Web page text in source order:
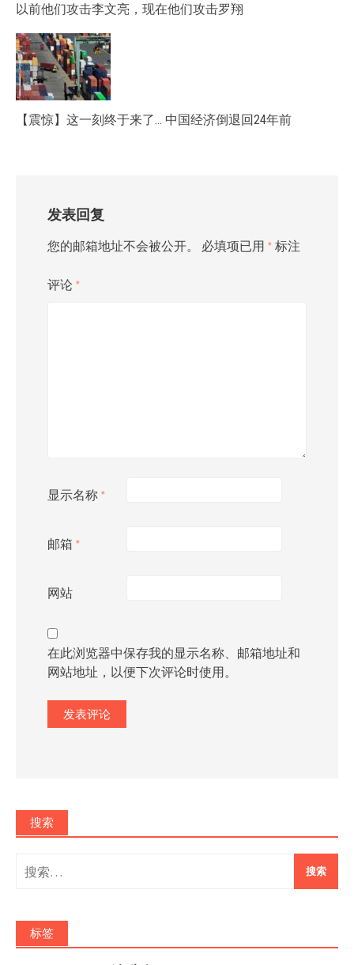
以前他们攻击李文亮，现在他们攻击罗翔
【震惊】这一刻终于来了… 中国经济倒退回24年前
发表回复
您的邮箱地址不会被公开。 必填项已用 * 标注
评论 *
显示名称 *
邮箱 *
网站
在此浏览器中保存我的显示名称、邮箱地址和
网站地址，以便下次评论时使用。
搜索
搜
索：
标签